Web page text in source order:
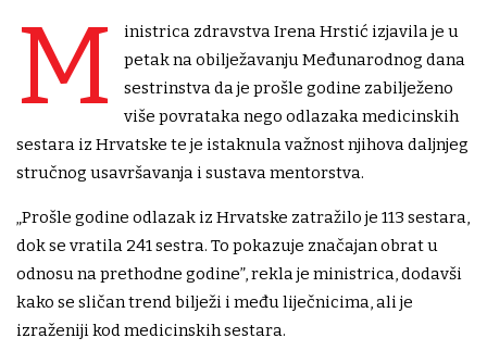
M
inistrica zdravstva Irena Hrstić izjavila je u
petak na obilježavanju Međunarodnog dana
sestrinstva da je prošle godine zabilježeno
više povrataka nego odlazaka medicinskih
sestara iz Hrvatske te je istaknula važnost njihova daljnjeg
stručnog usavršavanja i sustava mentorstva.
„Prošle godine odlazak iz Hrvatske zatražilo je 113 sestara,
dok se vratila 241 sestra. To pokazuje značajan obrat u
odnosu na prethodne godine”, rekla je ministrica, dodavši
kako se sličan trend bilježi i među liječnicima, ali je
izraženiji kod medicinskih sestara.